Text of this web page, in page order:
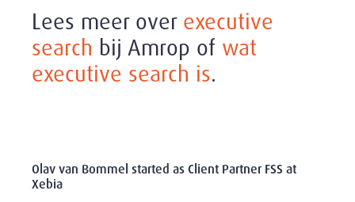
Lees meer over executive
search bij Amrop of wat
executive search is.
Olav van Bommel started as Client Partner FSS at
Xebia